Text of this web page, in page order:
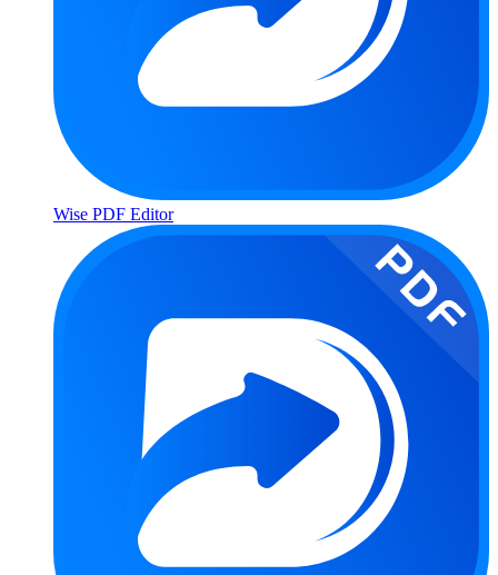
Wise PDF Editor